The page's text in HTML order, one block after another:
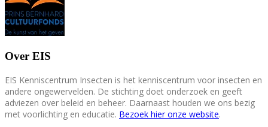
Over EIS
EIS Kenniscentrum Insecten is het kenniscentrum voor insecten en
andere ongewervelden. De stichting doet onderzoek en geeft
adviezen over beleid en beheer. Daarnaast houden we ons bezig
met voorlichting en educatie. Bezoek hier onze website.